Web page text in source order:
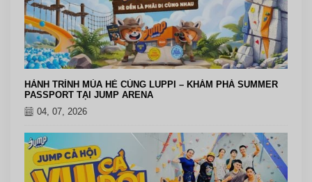
HÀNH TRÌNH MÙA HÈ CÙNG LUPPI – KHÁM PHÁ SUMMER
PASSPORT TẠI JUMP ARENA
04, 07, 2026